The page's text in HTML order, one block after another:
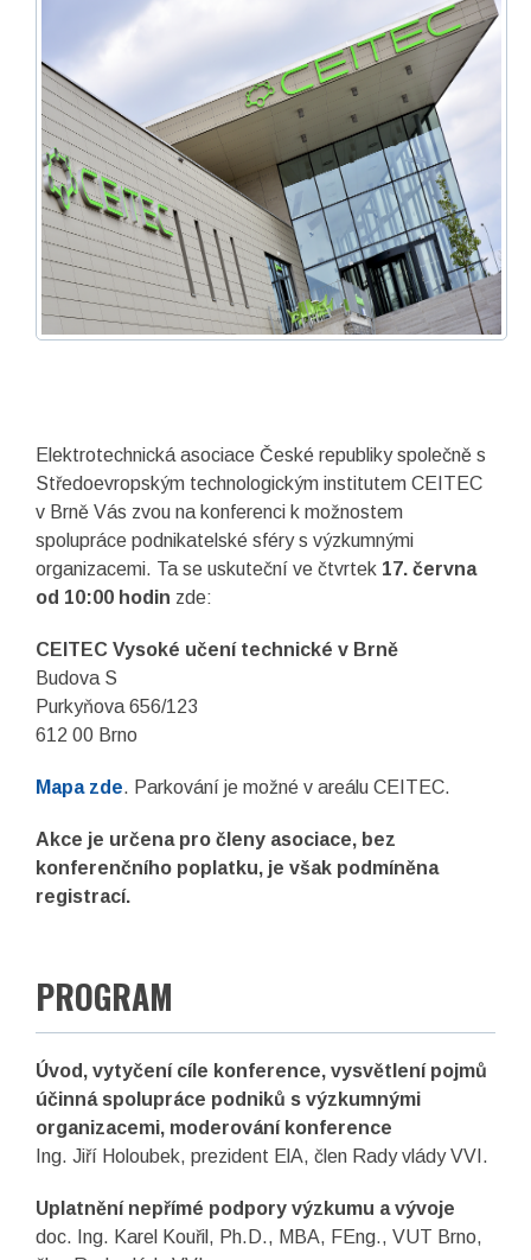
asociace České republiky
Elektrotechnická asociace České republiky společně s
Středoevropským technologickým institutem CEITEC
v Brně Vás zvou na konferenci k možnostem
spolupráce podnikatelské sféry s výzkumnými
organizacemi. Ta se uskuteční ve čtvrtek 17. června
od 10:00 hodin zde:
CEITEC Vysoké učení technické v Brně
Budova S
Purkyňova 656/123
612 00 Brno
Mapa zde. Parkování je možné v areálu CEITEC.
Akce je určena pro členy asociace, bez
konferenčního poplatku, je však podmíněna
registrací.
PROGRAM
Úvod, vytyčení cíle konference, vysvětlení pojmů
účinná spolupráce podniků s výzkumnými
organizacemi, moderování konference
Ing. Jiří Holoubek, prezident ElA, člen Rady vlády VVI.
Uplatnění nepřímé podpory výzkumu a vývoje
doc. Ing. Karel Kouřil, Ph.D., MBA, FEng., VUT Brno,